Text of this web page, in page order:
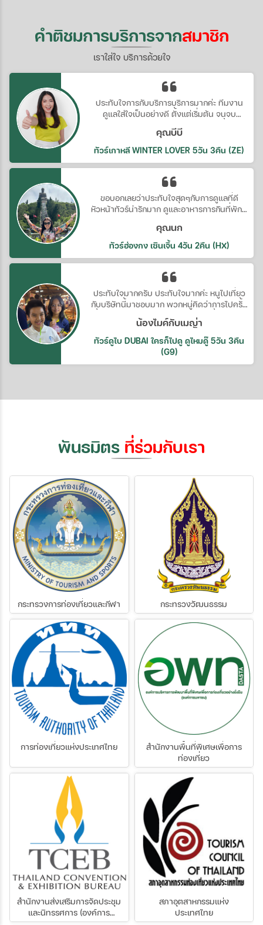
คำติชมการบริการจากสมาชิก
เราใส่ใจ บริการด้วยใจ
ประทับใจการกับบริการบริการมากค่ะ ทีมงาน
ดูแลใส่ใจเป็นอย่างดี ตั้งแต่เริ่มต้น จนจบ
โปรแกรมถึงวันกลับเลยทีเดียว ดีอย่างงี้ต้อง
บอกต่อนะค่ะ
คุณบีบี
ทัวร์เกาหลี WINTER LOVER 5วัน 3คืน (ZE)
ขอบอกเลยว่าประทับใจสุดๆกับการดูแลที่ดี
หัวหน้าทัวร์น่ารักมาก ดูและอาหารการกินที่พักดี
นี้อีกค่ะ
คุณนก
ทัวร์ฮ่องกง เซินเจิ้น 4วัน 2คืน (HX)
ประทับใจมากครับ ประทับใจมากค่ะ หนูไปเที่ยว
กับบริษัทนี้มาชอบมาก พวกหนู่คิดว่าการไปครั้ง
นี้อาหารการกินต้องกินไม่ได้ แต่ทัวร์นี้ทำให้เรา
คิดผิดไปเลย อาหารการกินดีมากตั้งแต่ต้นจน
ขบเลย ขอบคุณมากนะครับ นะค่ะ
น้องไมค์กับเมญ่า
ทัวร์ดูไบ DUBAI ใครก็ไปดู ดูไหมดู๊ 5วัน 3คืน
(G9)
พันธมิตร ที่ร่วมกับเรา
กระทรวงการท่องเที่ยวและกีฬา กระทรวงวัฒนธรรม
การท่องเที่ยวแห่งประเทศไทย
สำนักงานพื้นที่พิเศษเพื่อการ
ท่องเที่ยว
สำนักงานส่งเสริมการจัดประชุม
และนิทรรศการ (องค์การ
สภาอุตสาหกรรมแห่ง
ประเทศไทย